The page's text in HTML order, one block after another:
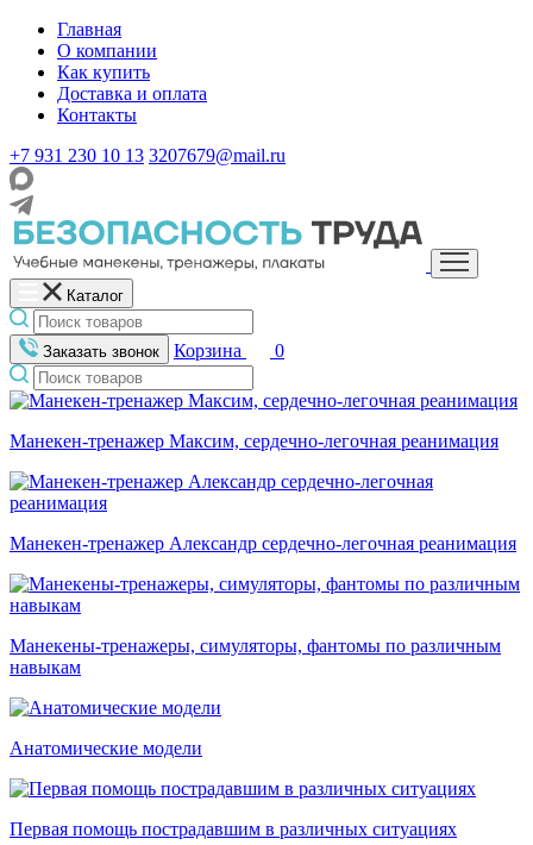
Главная
О компании
Как купить
Доставка и оплата
Контакты
+7 931 230 10 13 3207679@mail.ru
Каталог
Заказать звонок Корзина 0
Манекен-тренажер Максим, сердечно-легочная реанимация
Манекен-тренажер Александр сердечно-легочная реанимация
Манекены-тренажеры, симуляторы, фантомы по различным
навыкам
Анатомические модели
Первая помощь пострадавшим в различных ситуациях